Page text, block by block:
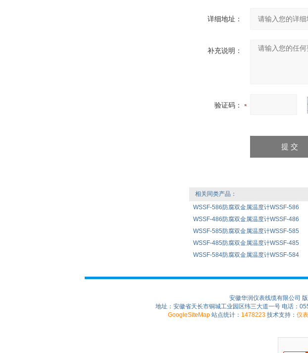
详细地址：
补充说明：
验证码：
相关同类产品：
WSSF-586防腐双金属温度计WSSF-586
WSSF-486防腐双金属温度计WSSF-486
WSSF-585防腐双金属温度计WSSF-585
WSSF-485防腐双金属温度计WSSF-485
WSSF-584防腐双金属温度计WSSF-584
安徽华润仪表线缆有限公司
地址：安徽省天长市铜城工业园区纬三大道一号 电话：
GoogleSiteMap 站点统计： 1478223 技术支持： 仪